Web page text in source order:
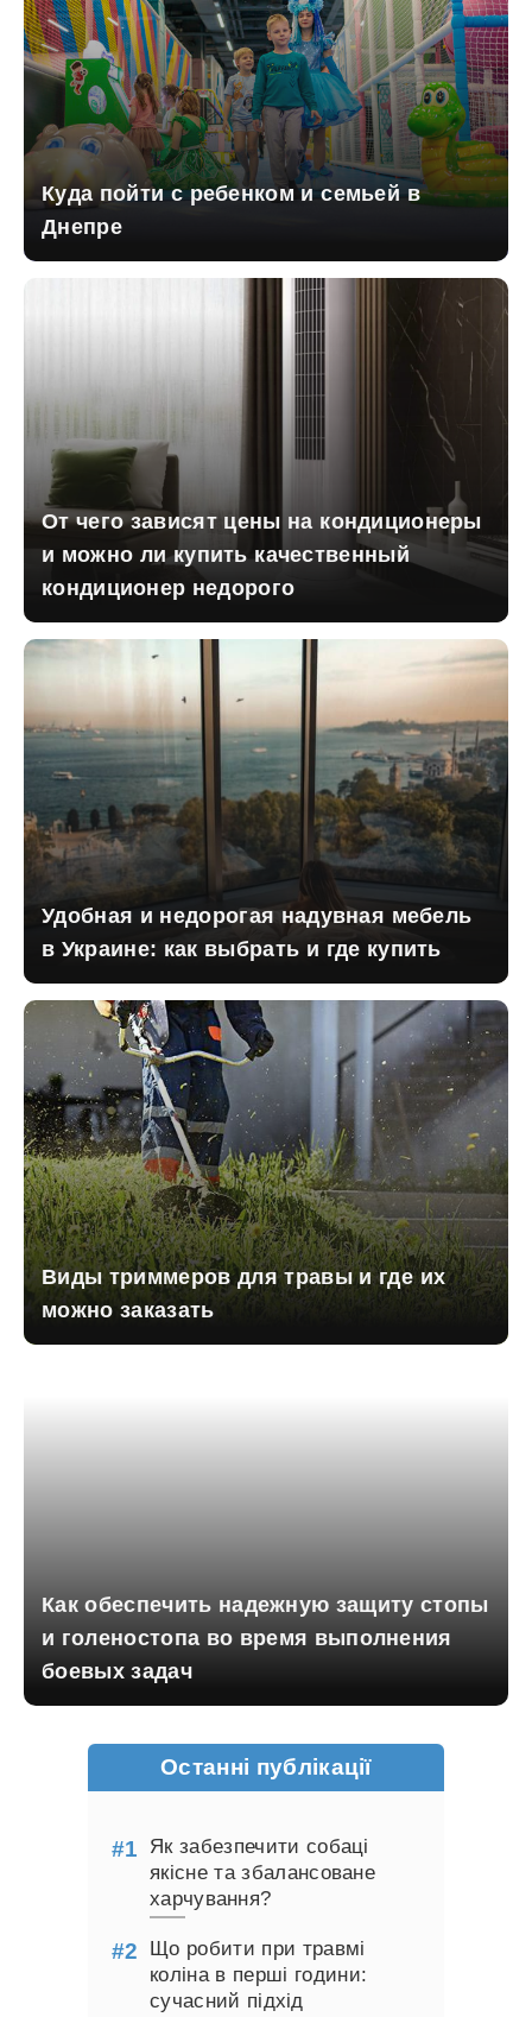
Куда пойти с ребенком и семьей в
Днепре
От чего зависят цены на кондиционеры
и можно ли купить качественный
кондиционер недорого
Удобная и недорогая надувная мебель
в Украине: как выбрать и где купить
Виды триммеров для травы и где их
можно заказать
Как обеспечить надежную защиту стопы
и голеностопа во время выполнения
боевых задач
Останні публікації
Як забезпечити собаці
якісне та збалансоване
харчування?
Що робити при травмі
коліна в перші години:
сучасний підхід